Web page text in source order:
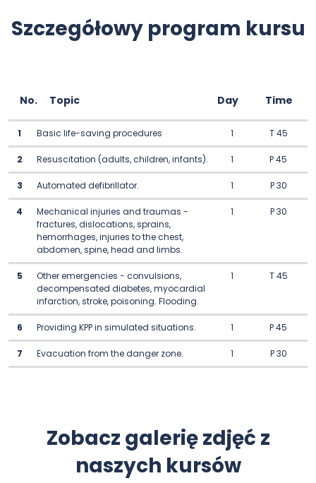
Szczegółowy program kursu
No. Topic Day Time
1 Basic life-saving procedures 1 T 45
2 Resuscitation (adults, children, infants). 1 P 45
3 Automated defibrillator. 1 P 30
4
Mechanical injuries and traumas -
fractures, dislocations, sprains,
hemorrhages, injuries to the chest,
abdomen, spine, head and limbs.
1 P 30
5
Other emergencies - convulsions,
decompensated diabetes, myocardial
infarction, stroke, poisoning. Flooding.
1 T 45
6 Providing KPP in simulated situations. 1 P 45
7 Evacuation from the danger zone. 1 P 30
Zobacz galerię zdjęć z
naszych kursów